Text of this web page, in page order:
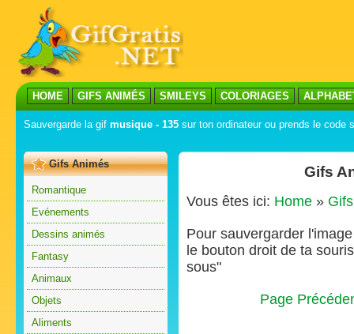
HOME GIFS ANIMÉS SMILEYS COLORIAGES
Sauvergarde la gif musique - 135 sur ton ordinateur ou prends le code
Gifs Animés
Romantique
Evénements
Dessins animés
Fantasy
Animaux
Objets
Aliments
Gifs
Vous êtes ici: Home »
Pour sauvergarder
le bouton droit de ta
sous"
Page